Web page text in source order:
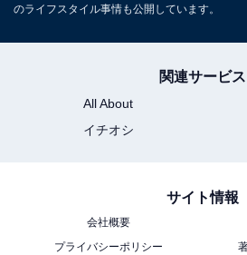
のライフスタイル事情も公開しています。
関連サービス
All About
イチオシ
サイト情報
会社概要
プライバシーポリシー